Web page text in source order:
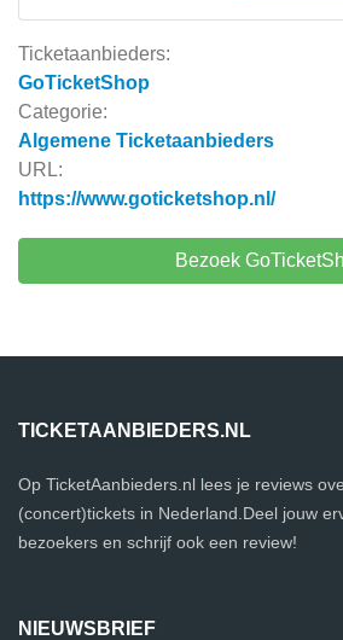
Ticketaanbieders:
GoTicketShop
Categorie:
Algemene Ticketaanbieders
URL:
https://www.goticketshop.nl/
Bezoek
TICKETAANBIEDERS.NL
Op TicketAanbieders.nl lees je reviews
(concert)tickets in Nederland.Deel jouw
bezoekers en schrijf ook een review!
NIEUWSBRIEF